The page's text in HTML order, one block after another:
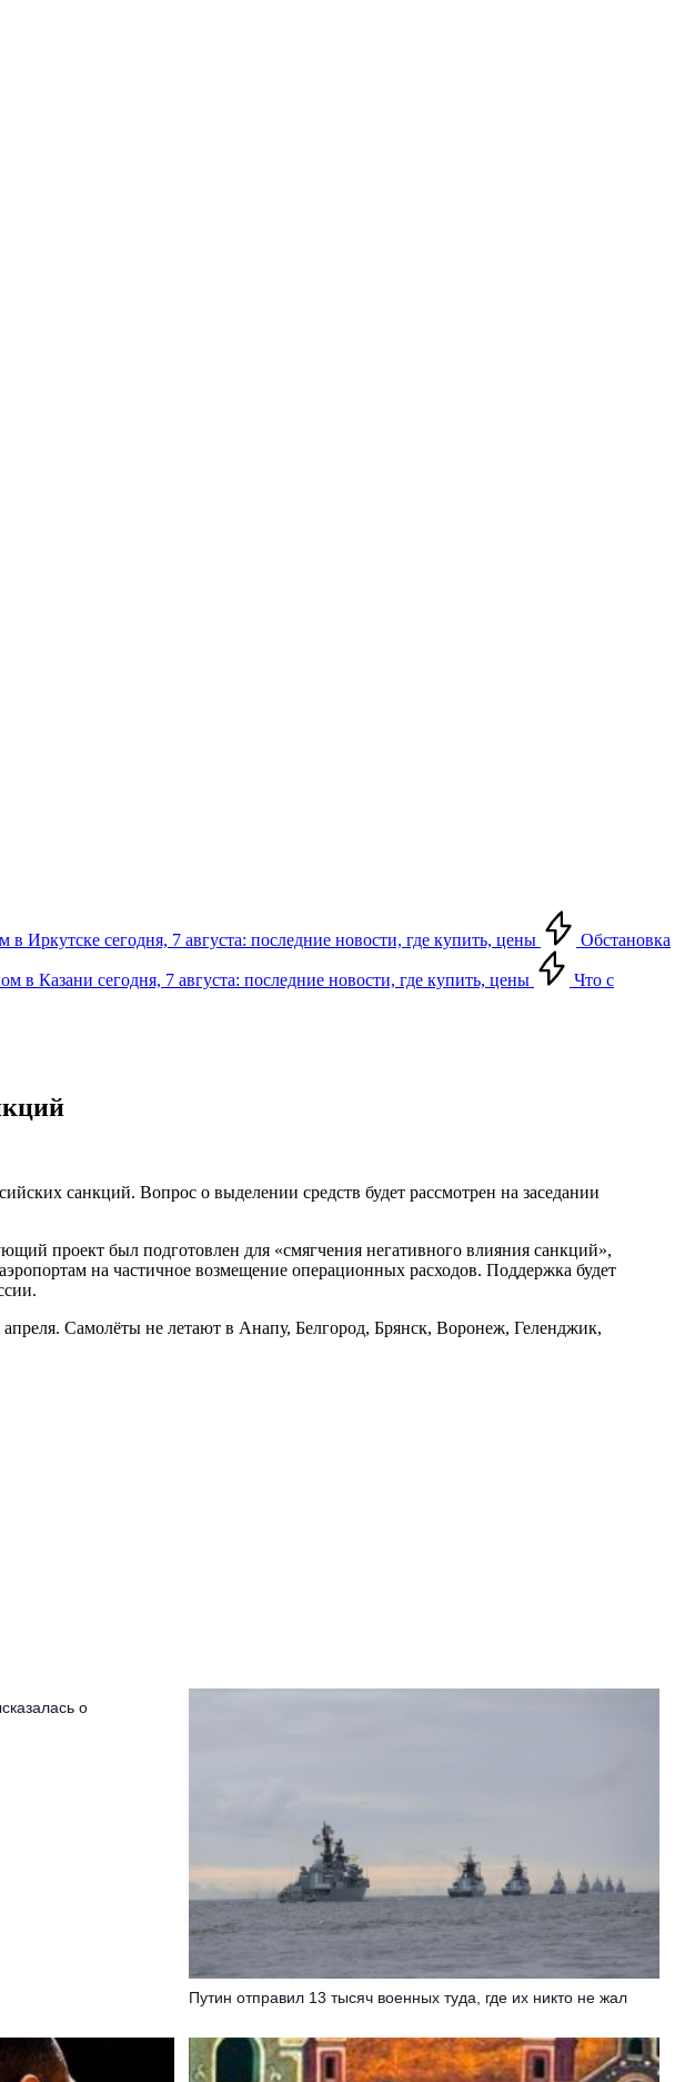
в Иркутске сегодня, 7 августа: последние новости, где купить, цены Обстановка
в Казани сегодня, 7 августа: последние новости, где купить, цены
Что с
санкций. Вопрос о выделении средств будет рассмотрен на заседании
проект был подготовлен для «смягчения негативного влияния санкций»,
на частичное возмещение операционных расходов. Поддержка будет
апреля. Самолёты не летают в Анапу, Белгород, Брянск, Воронеж, Геленджик,
о
Путин отправил 13 тысяч военных туда, где их никто не жал